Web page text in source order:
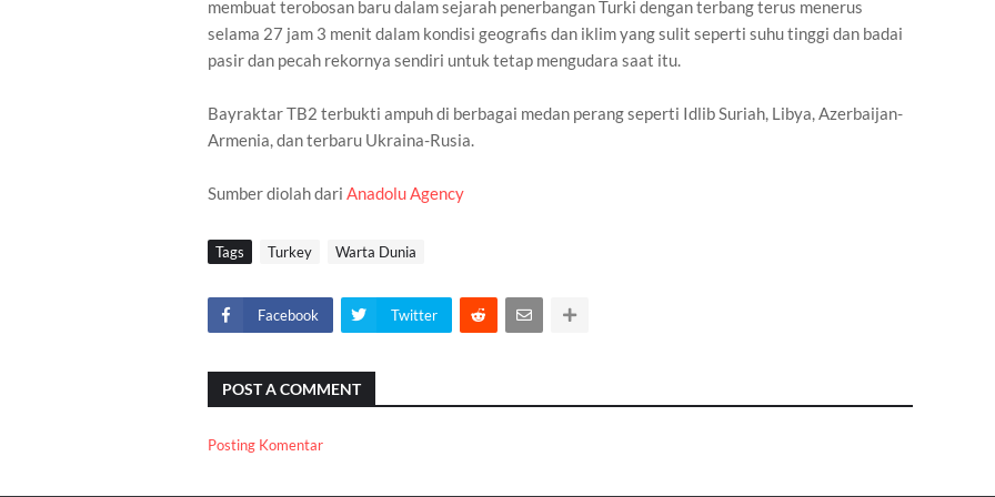
membuat terobosan baru dalam sejarah penerbangan Turki dengan terbang terus menerus
selama 27 jam 3 menit dalam kondisi geografis dan iklim yang sulit seperti suhu tinggi dan badai
pasir dan pecah rekornya sendiri untuk tetap mengudara saat itu.
Bayraktar TB2 terbukti ampuh di berbagai medan perang seperti Idlib Suriah, Libya, Azerbaijan-
Armenia, dan terbaru Ukraina-Rusia.
Sumber diolah dari Anadolu Agency
Tags Turkey Warta Dunia
Facebook Twitter
POST A COMMENT
Posting Komentar